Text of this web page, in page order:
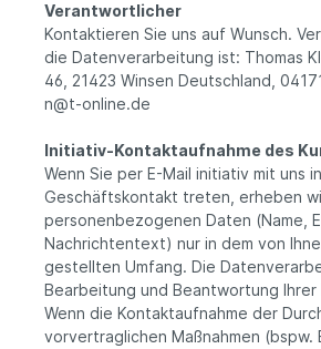
Verantwortlicher
Kontaktieren Sie uns auf Wunsch.
die Datenverarbeitung ist: Thomas
46, 21423 Winsen Deutschland,
n@t-online.de
Initiativ-Kontaktaufnahme des
Wenn Sie per E-Mail initiativ mit uns in
Geschäftskontakt treten, erheben
personenbezogenen Daten (Name,
Nachrichtentext) nur in dem von
gestellten Umfang. Die
Bearbeitung und Beantwortung
Wenn die Kontaktaufnahme der
vorvertraglichen Maßnahmen (bspw.